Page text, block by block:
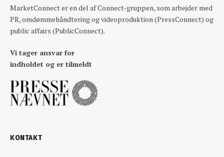
MarketConnect er en del af Connect-gruppen, som arbejder med
PR, omdømmehåndtering og videoproduktion (PressConnect) og
public affairs (PublicConnect).
Vi tager ansvar for
indholdet og er tilmeldt
KONTAKT